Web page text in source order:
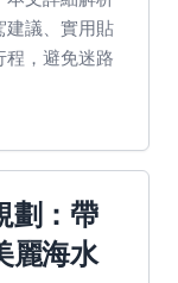
建議、實用貼
程，避免迷路
劃：帶
麗海水